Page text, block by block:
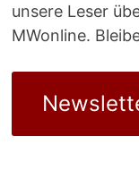
unsere Leser
MWonline.